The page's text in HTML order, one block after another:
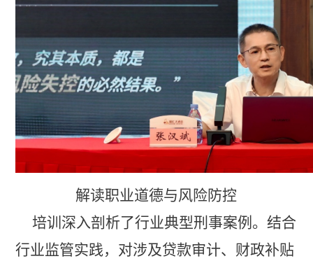
解读职业道德与风险防控
培训深入剖析了行业典型刑事案例。结合
行业监管实践，对涉及贷款审计、财政补贴